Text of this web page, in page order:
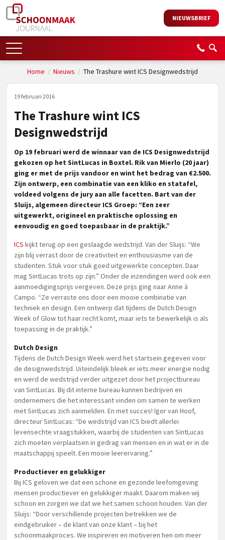
NIEUWSBRIEF
Home / Nieuws / The Trashure wint ICS Designwedstrijd
19 februari 2016
The Trashure wint ICS
Designwedstrijd
Op 19 februari werd de winnaar van de ICS Designwedstrijd
gekozen op het SintLucas in Boxtel. Rik van Mierlo (20 jaar)
ging er met de prijs vandoor en wint het bedrag van €2.500.
Zijn ontwerp, een combinatie van een kliko en statafel,
voldeed volgens de jury aan alle facetten. Bart van der
Sluijs, algemeen directeur ICS Groep: “Een zeer
uitgewerkt, origineel en praktische oplossing en
eenvoudig en goed toepasbaar in de praktijk.”
ICS kijkt terug op een geslaagde wedstrijd. Van der Sluijs: “We
zijn blij verrast door de creativiteit en enthousiasme van de
studenten. Stuk voor stuk goed uitgewerkte concepten. Daar
mag SintLucas trots op zijn.” Onder de inzendingen werd ook een
aanmoedigingsprijs vergeven. Deze prijs ging naar Anne à
Campo. “Ze verraste ons door een mooie combinatie van
techniek en design. Een ontwerp dat tijdens de Dutch Design
Week of Glow tot haar recht komt, maar iets te bewerkelijk is als
toepassing in de praktijk.”
Dutch Design
Tijdens de Dutch Design Week werd het startsein gegeven voor
de designwedstrijd. Uiteindelijk bleek er iets meer energie nodig
en werd de wedstrijd verder uitgezet door het projectbureau
van SintLucas. Bij dit interne bureau kunnen bedrijven en
ondernemers die het interessant vinden om samen te werken
met SintLucas zich aanmelden. En met succes! Igor van Hoof,
directeur SintLucas: “De wedstrijd van ICS biedt allerlei
levensechte vraagstukken, waarbij de studenten van SintLucas
zich moeten verplaatsen in gedrag van mensen en in wat er in de
maatschappij speelt. Een mooie leerervaring.”
Productiever en gelukkiger
Bij ICS geloven we dat een schone en gezonde leefomgeving
mensen productiever en gelukkiger maakt. Daarom maken wij
schoon en zorgen we dat we het samen schoon houden. Van der
Sluijs: “Door verschillende projecten betrekken we de
eindgebruiker – de klant van onze klant – bij het
schoonmaakproces. We inspireren en motiveren hen om meer